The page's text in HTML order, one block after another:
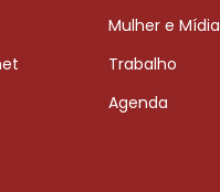
Mulher e Mídia
Trabalho
Agenda